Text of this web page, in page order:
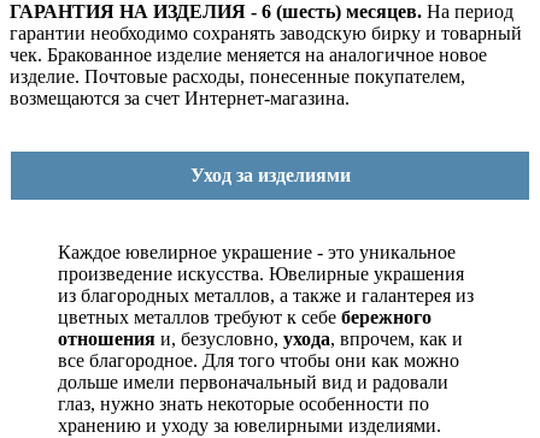
ГАРАНТИЯ НА ИЗДЕЛИЯ - 6 (шесть) месяцев. На период
гарантии необходимо сохранять заводскую бирку и товарный
чек. Бракованное изделие меняется на аналогичное новое
изделие. Почтовые расходы, понесенные покупателем,
возмещаются за счет Интернет-магазина.
Уход за изделиями
Каждое ювелирное украшение - это уникальное
произведение искусства. Ювелирные украшения
из благородных металлов, а также и галантерея из
цветных металлов требуют к себе бережного
отношения и, безусловно, ухода, впрочем, как и
все благородное. Для того чтобы они как можно
дольше имели первоначальный вид и радовали
глаз, нужно знать некоторые особенности по
хранению и уходу за ювелирными изделиями.